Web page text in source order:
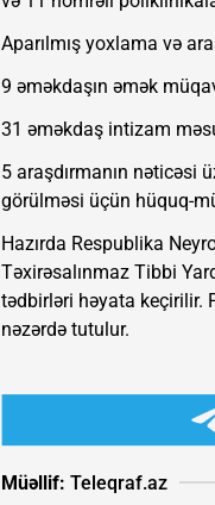
Aparılmış yoxlama və
9 əməkdaşın əmək
31 əməkdaş intizam
5 araşdırmanın nəticəsi
görülməsi üçün hüquq-
Hazırda Respublika
Təxirəsalınmaz Tibbi
tədbirləri həyata keçirilir.
nəzərdə tutulur.
Müəllif: Teleqraf.az